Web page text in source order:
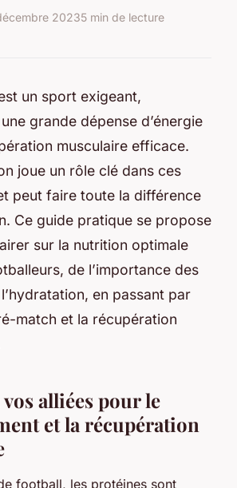
20235 min de lecture
un sport exigeant,
grande dépense d’énergie
musculaire efficace.
joue un rôle clé dans ces
peut faire toute la différence
Ce guide pratique se propose
sur la nutrition optimale
de l’importance des
en passant par
match et la récupération
alliées pour le
et la récupération
football, les protéines sont